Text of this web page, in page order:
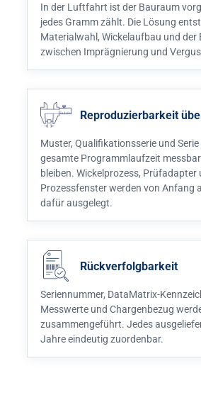
In der Luftfahrt ist der Bauraum
jedes Gramm zählt. Die Lösung
Materialwahl, Wickelaufbau und der
zwischen Imprägnierung und
Reproduzierbarkeit
Muster, Qualifikationsserie und
gesamte Programmlaufzeit
bleiben. Wickelprozess, Prüfadapter
Prozessfenster werden von Anfang
dafür ausgelegt.
Rückverfolgbarkeit
Seriennummer, DataMatrix-
Messwerte und Chargenbezug
zusammengeführt. Jedes
Jahre eindeutig zuordenbar.